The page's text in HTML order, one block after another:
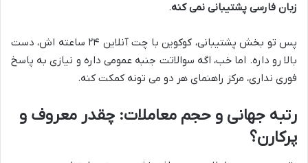
زبان فارسی پشتیبانی نمی کنه.
پس تو بخش پشتیبانی، کوکوین با چت آنلاین ۲۴ ساعته اش، دست
بالا رو داره. اما خب، اگه سوالاتت جنبه عمومی داره و نیازی به پاسخ
فوری نداری، مرکز راهنمای هر دو می تونه کمکت کنه.
رتبه جهانی و حجم معاملات: چقدر معروف و
پرکارن؟